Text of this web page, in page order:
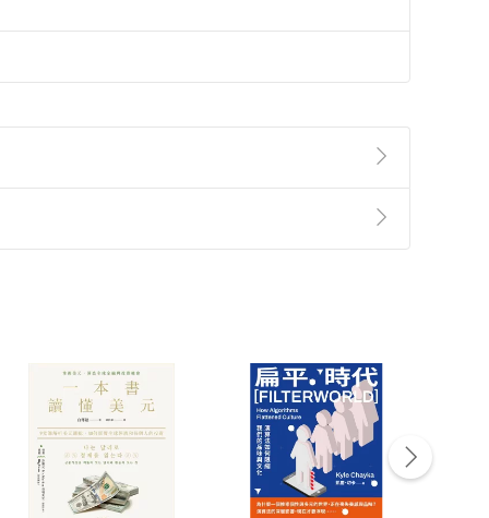
第2條第5款之規定，「非以有形媒介提供之數位
點選「瀏覽訂單明細」 「申請取消訂單/退
貨。
付款方式
Payment
完成訂單
Complete